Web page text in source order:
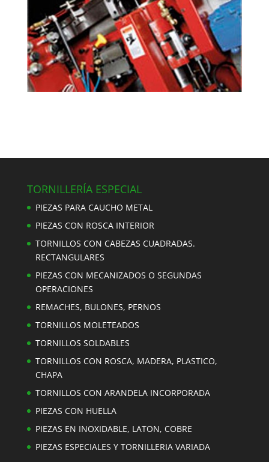
TORNILLERÍA ESPECIAL
PIEZAS PARA CAUCHO METAL
PIEZAS CON ROSCA INTERIOR
TORNILLOS CON CABEZAS CUADRADAS.
RECTANGULARES
PIEZAS CON MECANIZADOS O SEGUNDAS
OPERACIONES
REMACHES, BULONES, PERNOS
TORNILLOS MOLETEADOS
TORNILLOS SOLDABLES
TORNILLOS CON ROSCA, MADERA, PLASTICO,
CHAPA
TORNILLOS CON ARANDELA INCORPORADA
PIEZAS CON HUELLA
PIEZAS EN INOXIDABLE, LATON, COBRE
PIEZAS ESPECIALES Y TORNILLERIA VARIADA